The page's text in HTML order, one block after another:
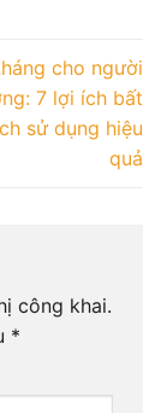
cho người
7 lợi ích bất
sử dụng hiệu
quả
công khai.
*